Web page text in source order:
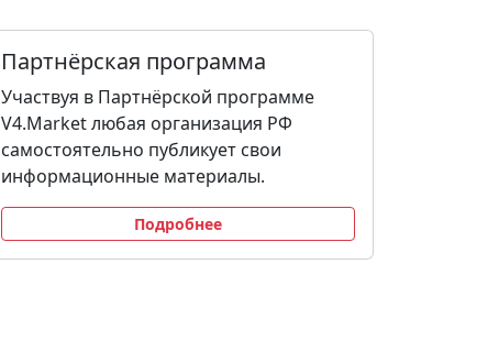
Партнёрская программа
Участвуя в Партнёрской программе
V4.Market любая организация РФ
самостоятельно публикует свои
информационные материалы.
Подробнее